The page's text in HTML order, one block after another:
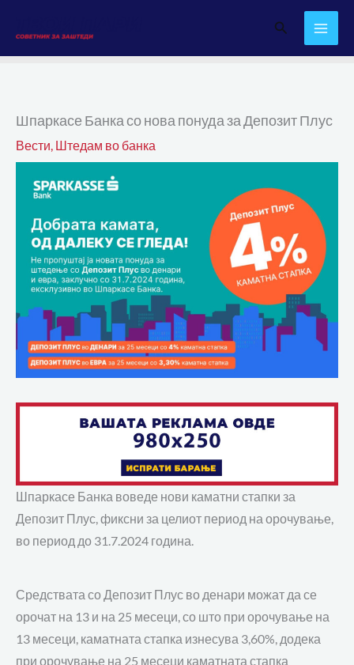
content
Search
Шпаркасе Банка со нова понуда за Депозит Плус
Вести, Штедам во банка
Шпаркасе Банка воведе нови каматни стапки за
Депозит Плус, фиксни за целиот период на орочување,
во период до 31.7.2024 година.
Средствата со Депозит Плус во денари можат да се
орочат на 13 и на 25 месеци, со што при орочување на
13 месеци, каматната стапка изнесува 3,60%, додека
при орочување на 25 месеци каматната стапка